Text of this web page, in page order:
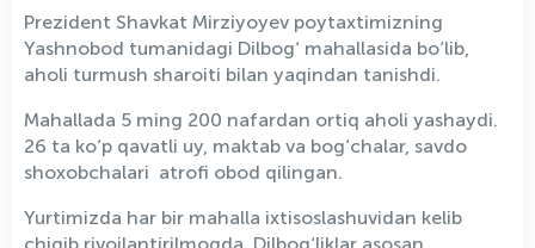
Prezident Shavkat Mirziyoyev poytaxtimizning
Yashnobod tumanidagi Dilbog‘ mahallasida bo‘lib,
aholi turmush sharoiti bilan yaqindan tanishdi.
Mahallada 5 ming 200 nafardan ortiq aholi yashaydi.
26 ta ko‘p qavatli uy, maktab va bog‘chalar, savdo
shoxobchalari atrofi obod qilingan.
Yurtimizda har bir mahalla ixtisoslashuvidan kelib